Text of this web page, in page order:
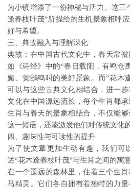
为小镇增添了一份神秘与活力。这三
逢春枝叶茂”所描绘的生机景象相呼
好与希望。
三、典故融入与理解深化
典故：在中国古代文化中，春天常被
如《诗经》中的“春日载阳，有鸣仓
媚、黄鹂鸣叫的美好景象。而“花木
可以与这些古典文化相结合，进一
文化在中国源远流长，每个生肖都
生肖与春天的景象相结合，不仅能
这一短语，还能激发他们对传统文化
四、趣味性与可读性的提升
为了使文章更加生动有趣，我们可
述“花木逢春枝叶茂”与生肖之间的寓
在一个遥远的森林里，住着三个生
马精灵。它们各自拥有着独特的力